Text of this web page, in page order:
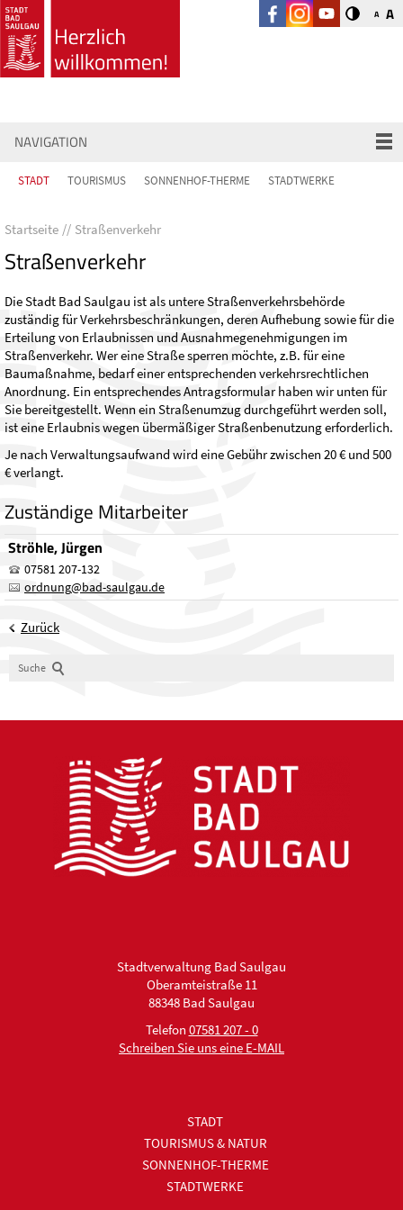
A A
NAVIGATION
STADT TOURISMUS SONNENHOF-THERME STADTWERKE
Startseite Straßenverkehr
Straßenverkehr
Die Stadt Bad Saulgau ist als untere Straßenverkehrsbehörde
zuständig für Verkehrsbeschränkungen, deren Aufhebung sowie für die
Erteilung von Erlaubnissen und Ausnahmegenehmigungen im
Straßenverkehr. Wer eine Straße sperren möchte, z.B. für eine
Baumaßnahme, bedarf einer entsprechenden verkehrsrechtlichen
Anordnung. Ein entsprechendes Antragsformular haben wir unten für
Sie bereitgestellt. Wenn ein Straßenumzug durchgeführt werden soll,
ist eine Erlaubnis wegen übermäßiger Straßenbenutzung erforderlich.
Je nach Verwaltungsaufwand wird eine Gebühr zwischen 20 € und 500
€ verlangt.
Zuständige Mitarbeiter
Ströhle, Jürgen
07581 207-132
ordnung@bad-saulgau.de
Zurück
Suche
Stadtverwaltung Bad Saulgau
Oberamteistraße 11
88348 Bad Saulgau
Telefon 07581 207 - 0
Schreiben Sie uns eine E-MAIL
STADT
TOURISMUS & NATUR
SONNENHOF-THERME
STADTWERKE